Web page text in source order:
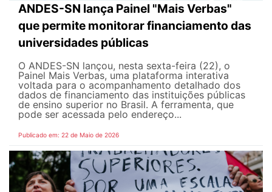
ANDES-SN lança Painel "Mais Verbas"
que permite monitorar financiamento das
universidades públicas
O ANDES-SN lançou, nesta sexta-feira (22), o
Painel Mais Verbas, uma plataforma interativa
voltada para o acompanhamento detalhado dos
dados de financiamento das instituições públicas
de ensino superior no Brasil. A ferramenta, que
pode ser acessada pelo endereço...
Publicado em: 22 de Maio de 2026